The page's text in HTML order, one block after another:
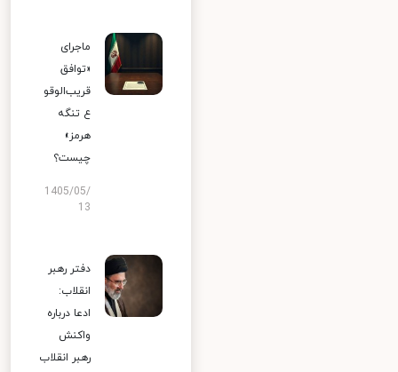
ماجرای
«توافق
قریب‌الوقو
ع تنگه
هرمز»
چیست؟
1405/05/
13
دفتر رهبر
انقلاب:
ادعا درباره
واکنش
رهبر انقلاب